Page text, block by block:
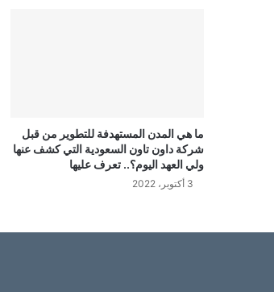
ما هي المدن المستهدفة للتطوير من قبل
شركة داون تاون السعودية التي كشف عنها
ولي العهد اليوم؟.. تعرف عليها
3 أكتوبر، 2022